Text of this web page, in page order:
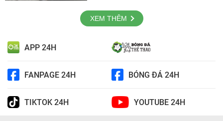
XEM THÊM
APP 24H
FANPAGE 24H BÓNG ĐÁ 24H
TIKTOK 24H YOUTUBE 24H